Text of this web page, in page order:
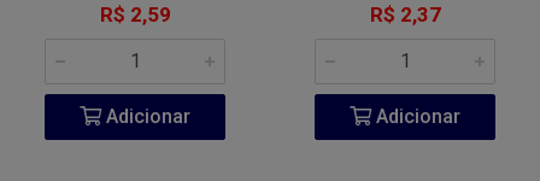
R$ 2,59
Adicionar
R$ 2,37
Adicionar